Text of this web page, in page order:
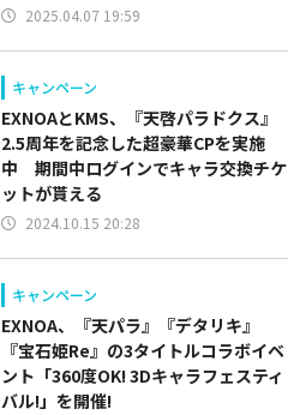
2025.04.07 19:59
キャンペーン
EXNOAとKMS、『天啓パラドクス』
2.5周年を記念した超豪華CPを実施
中 期間中ログインでキャラ交換チケ
ットが貰える
2024.10.15 20:28
キャンペーン
EXNOA、『天パラ』『デタリキ』
『宝石姫Re』の3タイトルコラボイベ
ント「360度OK! 3Dキャラフェスティ
バル!」を開催!